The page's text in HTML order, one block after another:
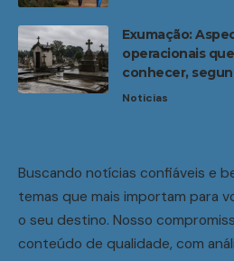
Exumação:
operacionais
conhecer,
Noticias
Buscando notícias confiáveis e
temas que mais importam para
o seu destino. Nosso
conteúdo de qualidade, com